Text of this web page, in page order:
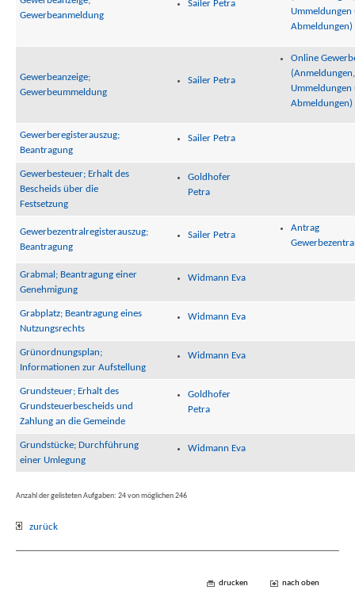
Gewerbeanmeldung
Sailer Petra
Ummeldungen
Abmeldungen)
Gewerbeanzeige;
Gewerbeummeldung
Sailer Petra
Online
(Anmeldungen,
Ummeldungen
Abmeldungen)
Gewerberegisterauszug;
Beantragung
Sailer Petra
Gewerbesteuer; Erhalt des
Bescheids über die
Festsetzung
Goldhofer
Petra
Gewerbezentralregisterauszug;
Beantragung
Sailer Petra
Antrag
Grabmal; Beantragung einer
Genehmigung
Widmann Eva
Grabplatz; Beantragung eines
Nutzungsrechts
Widmann Eva
Grünordnungsplan;
Informationen zur Aufstellung
Widmann Eva
Grundsteuer; Erhalt des
Grundsteuerbescheids und
Zahlung an die Gemeinde
Goldhofer
Petra
Grundstücke; Durchführung
einer Umlegung
Widmann Eva
Anzahl der gelisteten Aufgaben: 24 von möglichen 246
zurück
drucken nach oben